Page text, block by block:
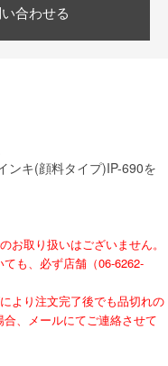
合わせる
ンキ(顔料タイプ)IP-690を
お取り扱いはございません。
も、必ず店舗（06-6262-
より注文完了後でも品切れの
、メールにてご連絡させて